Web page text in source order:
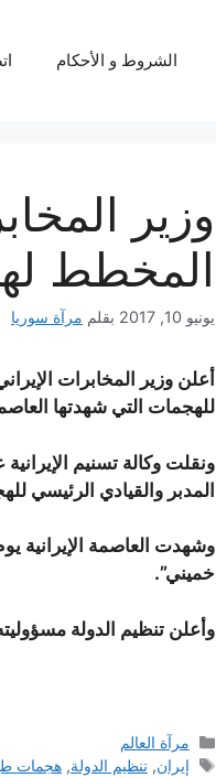
الشروط و الأحكام
وزير
المخطط
يونيو 10, 2017 بقلم مرآة سوريا
للهجمات التي شهدتها
ونقلت وكالة تسنيم
المدبر والقيادي الرئيسي
وشهدت العاصمة الإيرانية
خميني”.
وأعلن تنظيم الدولة مسؤوليته عن
التصنيفات
مرآة العالم
الوسوم
إيران,تنظيم الدولة,هجمات